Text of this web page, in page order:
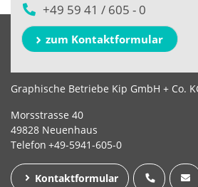
+49 59 41 / 605 - 0
zum Kontaktformular
Graphische Betriebe Kip GmbH + Co.
Morsstrasse 40
49828 Neuenhaus
Telefon +49-5941-605-0
Kontaktformular